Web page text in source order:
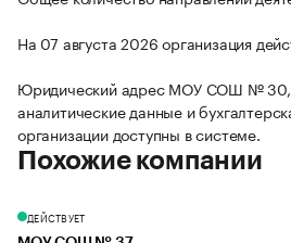
На 07 августа 2026 организация
Юридический адрес МОУ СОШ №
аналитические данные и
организации доступны в системе.
Похожие компании
ДЕЙСТВУЕТ